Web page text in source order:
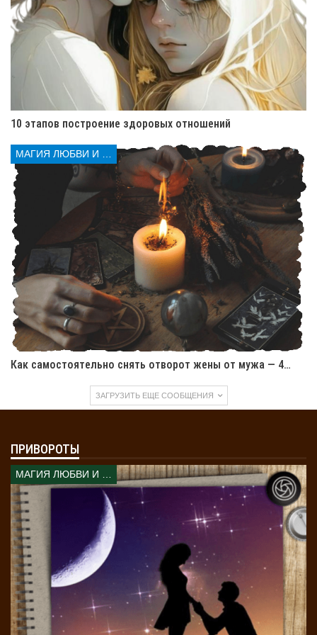
гармонии, тем лучше.
Помните, магия — это не игрушка. Подходите к
процессу с уважением. Магия может творить чудеса. Но
легкомыслие может привести к последствиям.
Защита после ритуала: как
оградить себя и близкого
человека ⛨️
После приворота нужно поставить защиту. Это важно,
чтобы энергия не причинила вред.
Как поставить защиту:
Зажгите белую свечу. Прочитайте молитву
«Отче наш». Это очистит пространство.
Возьмите иконку Николая Чудотворца.
Попросите его о защите. Скажите: «Святой
Николай, будь рядом и огради нас от бед. Пусть
наша любовь будет светлой».
Используйте соль. После ритуала посыпьте
соль по углам комнаты. Соль забирает
Прочитайте её перед иконой. Поблагодарите за
помощь.
Зачем нужна защита?
Магия работает на уровне
энергий. Когда направляете желания в мир,
открывается канал. Его нужно закрыть. Если этого не
сделать, могут быть последствия. Защита закрывает
каналы и сохраняет баланс.
Защита укрепляет связь с возлюбленным. Она создаёт
«энергетический щит». Он оберегает чувства от
внешних воздействий.
10 этапов построение здоровых отношений
Как самостоятельно снять отворот жены от мужа — 4…
ЗАГРУЗИТЬ ЕЩЕ СООБЩЕНИЯ
ПРИВОРОТЫ
МАГИЯ ЛЮБВИ И КОЛДОВСТВА